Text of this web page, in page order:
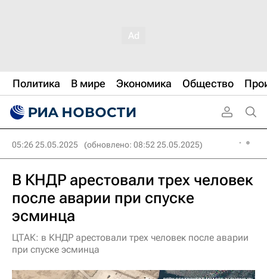
Политика В мире Экономика Общество
05:26 25.05.2025 (обновлено: 08:52 25.05.2025)
В КНДР арестовали трех человек
после аварии при спуске
эсминца
ЦТАК: в КНДР арестовали трех человек после аварии
при спуске эсминца